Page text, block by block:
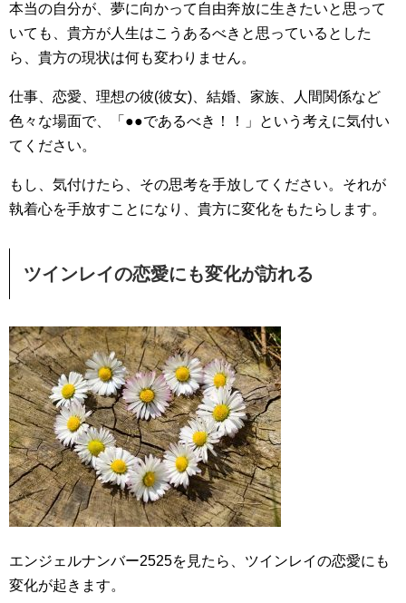
本当の自分が、夢に向かって自由奔放に生きたいと思って
いても、貴方が人生はこうあるべきと思っているとした
ら、貴方の現状は何も変わりません。
仕事、恋愛、理想の彼(彼女)、結婚、家族、人間関係など
色々な場面で、「●●であるべき！！」という考えに気付い
てください。
もし、気付けたら、その思考を手放してください。それが
執着心を手放すことになり、貴方に変化をもたらします。
ツインレイの恋愛にも変化が訪れる
エンジェルナンバー2525を見たら、ツインレイの恋愛にも
変化が起きます。